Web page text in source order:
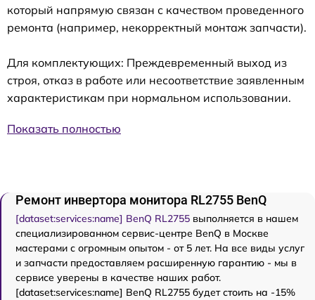
который напрямую связан с качеством проведенного
ремонта (например, некорректный монтаж запчасти).
Для комплектующих: Преждевременный выход из
строя, отказ в работе или несоответствие заявленным
характеристикам при нормальном использовании.
Показать полностью
Ремонт инвертора монитора RL2755 BenQ
[dataset:services:name] BenQ RL2755 выполняется в нашем
специализированном сервис-центре BenQ в Москве
мастерами с огромным опытом - от 5 лет. На все виды услуг
и запчасти предоставляем расширенную гарантию - мы в
сервисе уверены в качестве наших работ.
[dataset:services:name] BenQ RL2755 будет стоить на -15%